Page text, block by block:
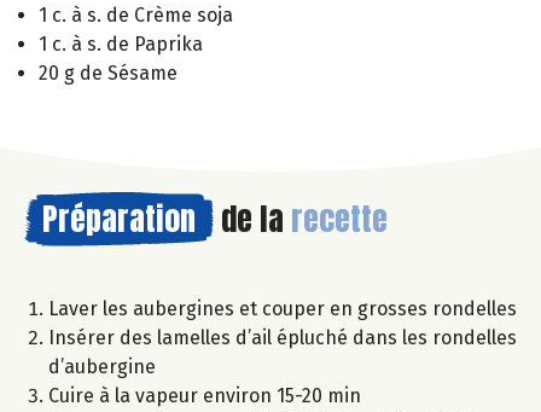
1 c. à s. de Crème soja
1 c. à s. de Paprika
20 g de Sésame
Préparation de la recette
Laver les aubergines et couper en grosses rondelles
Insérer des lamelles d’ail épluché dans les rondelles
d’aubergine
Cuire à la vapeur environ 15-20 min